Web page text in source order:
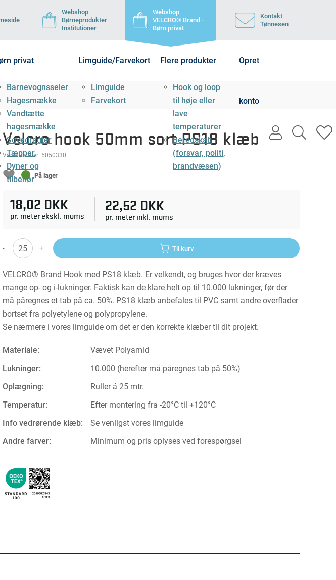
Webshop
Børneprodukter
Institutioner
Webshop
VELCRO® Brand -
Børn privat
Kontakt
Tønnesen
privat
Barnevognsseler
Hagesmække
Vandtætte
hagesmække
Sovedragter
Tæpper
Dyner og
tilbehør
Limguide/Farvekort
Limguide
Farvekort
Flere produkter
Hook og loop
til høje eller
lave
temperaturer
Beredskab
(forsvar, politi,
brandvæsen)
Opret
konto
user
search
Velcro hook 50mm sort PS18 klæb
Varenummer: 5050330
På lager
18,02 DKK
pr. meter ekskl. moms
22,52 DKK
pr. meter inkl. moms
- + Til kurv
VELCRO® Brand Hook med PS18 klæb. Er velkendt, og bruges hvor der kræves
mange op- og i-lukninger. Faktisk kan de klare helt op til 10.000 lukninger, før der
må påregnes et tab på ca. 50%. PS18 klæb anbefales til PVC samt andre overflader
bortset fra polyetylene og polypropylene.
Se nærmere i vores limguide om det er den korrekte klæber til dit projekt.
Materiale:
Vævet Polyamid
Lukninger:
10.000 (herefter må påregnes tab på 50%)
Oplægning:
Ruller á 25 mtr.
Temperatur:
Efter montering fra -20°C til +120°C
Info vedrørende klæb:
Se venligst vores limguide
Andre farver:
Minimum og pris oplyses ved forespørgsel